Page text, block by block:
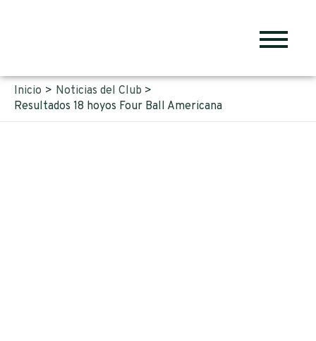
Inicio
Noticias del Club
Resultados 18 hoyos Four Ball Americana